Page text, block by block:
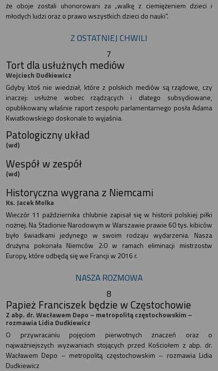
że oboje zostali uhonorowani za „walkę z ciemiężeniem dzieci i
młodych ludzi oraz o prawo wszystkich dzieci do nauki”.
Z OSTATNIEJ CHWILI
7
Tort dla usłużnych mediów
Wojciech Dudkiewicz
Gdyby ktoś nie wiedział, które z polskich mediów są rządowe, czy
inaczej: usłużne wobec rządzących i dlatego subsydiowane,
opublikowany właśnie raport zespołu parlamentarnego posła Adama
Kwiatkowskiego doskonale to wyjaśnia.
Patologiczny układ
(wd)
Wespół w zespół
(wd)
Historyczna wygrana z Niemcami
Ks. Jacek Molka
Wieczór 11 października chlubnie zapisał się w historii polskiej piłki
nożnej. Na Stadionie Narodowym w Warszawie prawie 60 tys. kibiców
było świadkami jedynego w swoim rodzaju wydarzenia. Nasza
drużyna pokonała Niemców 2:0 w ramach eliminacji mistrzostw
Europy, które odbędą się we Francji w 2016 r.
NASZA ROZMOWA
8
Papież Franciszek będzie w Częstochowie
Z abp. dr. Wacławem Depo – metropolitą częstochowskim –
rozmawia Lidia Dudkiewicz
O przywracaniu pojęciom pierwotnych znaczeń oraz o
najważniejszych wyzwaniach stojących przed Kościołem z abp. dr.
Wacławem Depo – metropolitą częstochowskim – rozmawia Lidia
Dudkiewicz